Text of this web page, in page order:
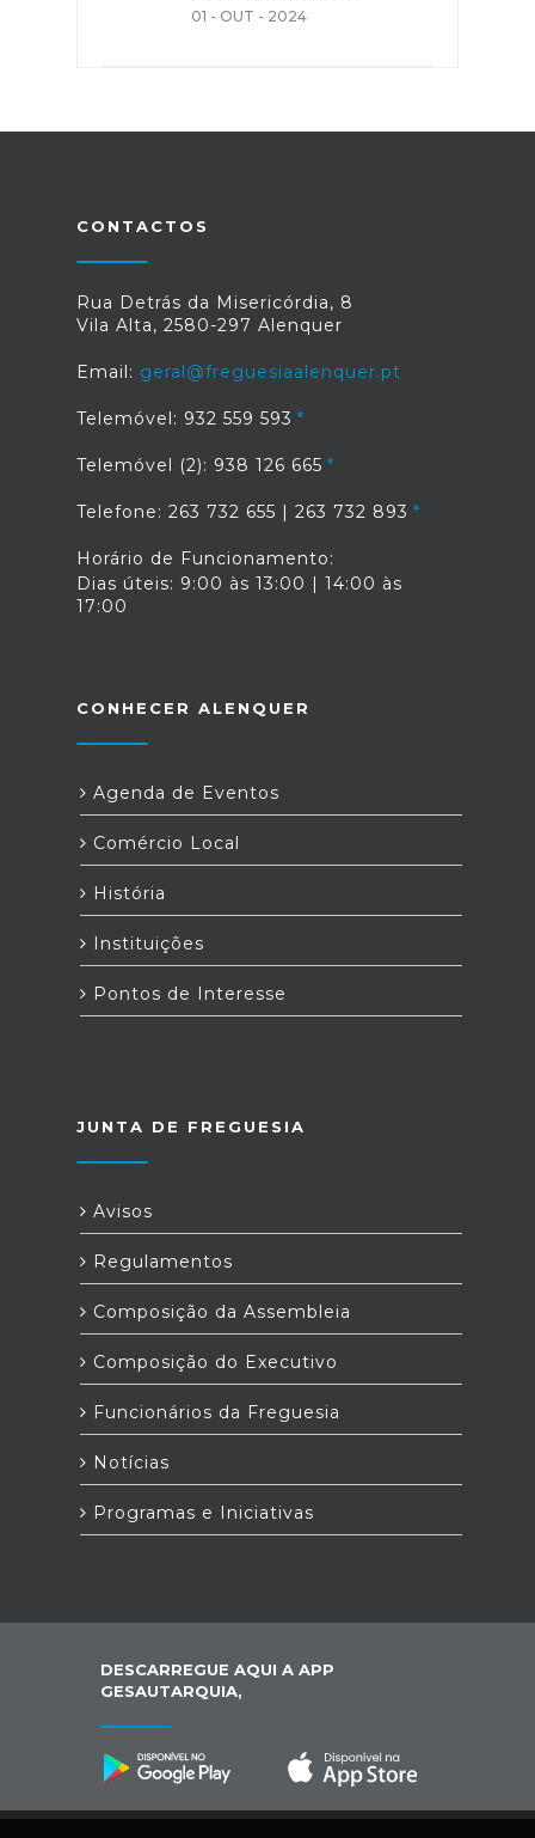
01 - OUT - 2024
CONTACTOS
Rua Detrás da Misericórdia, 8
Vila Alta, 2580-297 Alenquer
Email: geral@freguesiaalenquer.pt
Telemóvel: 932 559 593
Telemóvel (2): 938 126 665
Telefone: 263 732 655 | 263 732 893
Horário de Funcionamento:
Dias úteis: 9:00 às 13:00 | 14:00 às
17:00
CONHECER ALENQUER
Agenda de Eventos
Comércio Local
História
Instituições
Pontos de Interesse
JUNTA DE FREGUESIA
Avisos
Regulamentos
Composição da Assembleia
Composição do Executivo
Funcionários da Freguesia
Notícias
Programas e Iniciativas
DESCARREGUE AQUI A APP
GESAUTARQUIA,